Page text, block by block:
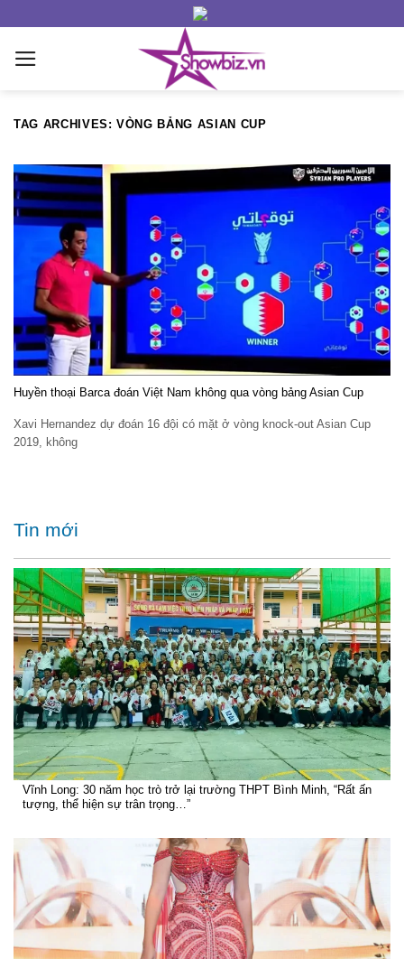
content
TAG ARCHIVES:VÒNG BẢNG ASIAN CUP
Huyền thoại Barca đoán Việt Nam không qua vòng bảng Asian Cup
Xavi Hernandez dự đoán 16 đội có mặt ở vòng knock-out Asian Cup
2019, không
Tin mới
Vĩnh Long: 30 năm học trò trở lại trường THPT Bình Minh, “Rất ấn
tượng, thể hiện sự trân trọng…”